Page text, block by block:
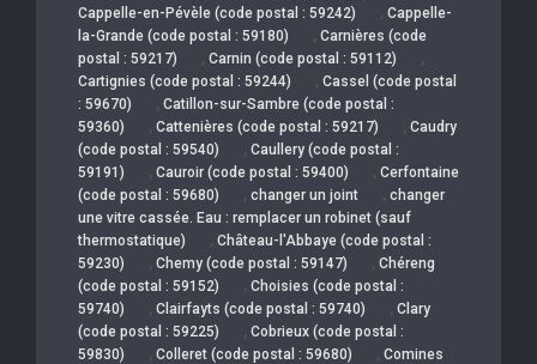
Cappelle-en-Pévèle (code postal : 59242) , Cappelle-
la-Grande (code postal : 59180)
, Carnières (code
postal : 59217)
, Carnin (code postal : 59112) ,
Cartignies (code postal : 59244) , Cassel (code postal
: 59670)
, Catillon-sur-Sambre (code postal :
59360)
, Cattenières (code postal : 59217) , Caudry
(code postal : 59540)
, Caullery (code postal :
59191)
, Cauroir (code postal : 59400) , Cerfontaine
(code postal : 59680)
, changer un joint , changer
une vitre cassée. Eau : remplacer un robinet (sauf
thermostatique)
, Château-l'Abbaye (code postal :
59230)
, Chemy (code postal : 59147) , Chéreng
(code postal : 59152)
, Choisies (code postal :
59740)
, Clairfayts (code postal : 59740) , Clary
(code postal : 59225)
, Cobrieux (code postal :
59830)
, Colleret (code postal : 59680) , Comines